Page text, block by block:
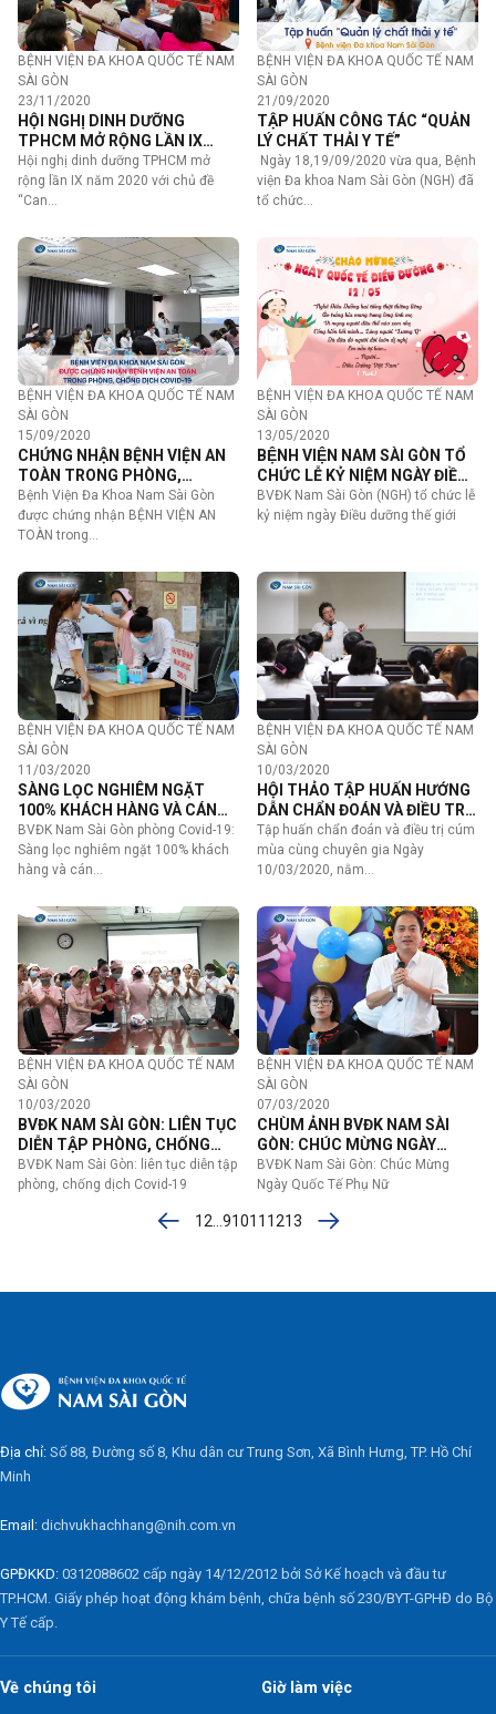
BỆNH VIỆN ĐA KHOA QUỐC TẾ NAM
SÀI GÒN
23/11/2020
HỘI NGHỊ DINH DƯỠNG
TPHCM MỞ RỘNG LẦN IX
NĂM 2020 VỚI CHỦ ĐỀ “CAN
THIỆP DINH DƯỠNG CHO PHỤ
NỮ CÓ THAI VÀ TRẺ EM”
Hội nghị dinh dưỡng TPHCM mở
rộng lần IX năm 2020 với chủ đề
“Can…
BỆNH VIỆN ĐA KHOA QUỐC TẾ NAM
SÀI GÒN
21/09/2020
TẬP HUẤN CÔNG TÁC “QUẢN
LÝ CHẤT THẢI Y TẾ”
Ngày 18,19/09/2020 vừa qua, Bệnh
viện Đa khoa Nam Sài Gòn (NGH) đã
tổ chức…
BỆNH VIỆN ĐA KHOA QUỐC TẾ NAM
SÀI GÒN
15/09/2020
CHỨNG NHẬN BỆNH VIỆN AN
TOÀN TRONG PHÒNG,
CHỐNG DỊCH COVID-19
Bệnh Viện Đa Khoa Nam Sài Gòn
được chứng nhận BỆNH VIỆN AN
TOÀN trong…
BỆNH VIỆN ĐA KHOA QUỐC TẾ NAM
SÀI GÒN
13/05/2020
BỆNH VIỆN NAM SÀI GÒN TỔ
CHỨC LỄ KỶ NIỆM NGÀY ĐIỀU
DƯỠNG THẾ GIỚI 12/05
BVĐK Nam Sài Gòn (NGH) tổ chức lễ
kỷ niệm ngày Điều dưỡng thế giới
BỆNH VIỆN ĐA KHOA QUỐC TẾ NAM
SÀI GÒN
11/03/2020
SÀNG LỌC NGHIÊM NGẶT
100% KHÁCH HÀNG VÀ CÁN
BỘ Y TẾ KHI ĐẾN BỆNH VIỆN
BVĐK Nam Sài Gòn phòng Covid-19:
Sàng lọc nghiêm ngặt 100% khách
hàng và cán…
BỆNH VIỆN ĐA KHOA QUỐC TẾ NAM
SÀI GÒN
10/03/2020
HỘI THẢO TẬP HUẤN HƯỚNG
DẪN CHẨN ĐOÁN VÀ ĐIỀU TRỊ
CÚM MÙA
Tập huấn chẩn đoán và điều trị cúm
mùa cùng chuyên gia Ngày
10/03/2020, nằm…
BỆNH VIỆN ĐA KHOA QUỐC TẾ NAM
SÀI GÒN
10/03/2020
BVĐK NAM SÀI GÒN: LIÊN TỤC
DIỄN TẬP PHÒNG, CHỐNG
DỊCH COVID-19
BVĐK Nam Sài Gòn: liên tục diễn tập
phòng, chống dịch Covid-19
BỆNH VIỆN ĐA KHOA QUỐC TẾ NAM
SÀI GÒN
07/03/2020
CHÙM ẢNH BVĐK NAM SÀI
GÒN: CHÚC MỪNG NGÀY
QUỐC TẾ PHỤ NỮ 08/03/2020
BVĐK Nam Sài Gòn: Chúc Mừng
Ngày Quốc Tế Phụ Nữ
12 91011 1213
Địa chỉ: Số 88, Đường số 8, Khu dân cư Trung Sơn, Xã Bình Hưng, TP. Hồ Chí
Minh
Email: dichvukhachhang@nih.com.vn
GPĐKKD: 0312088602 cấp ngày 14/12/2012 bởi Sở Kế hoạch và đầu tư
TP.HCM. Giấy phép hoạt động khám bệnh, chữa bệnh số 230/BYT-GPHĐ do Bộ
Y Tế cấp.
Về chúng tôi Giờ làm việc